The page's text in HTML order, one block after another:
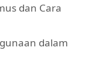
dan Cara
dalam